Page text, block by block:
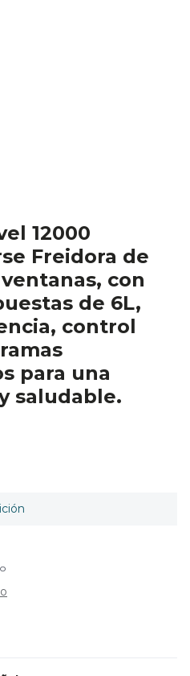
12000
Freidora de
con
de 6L,
control
para una
saludable.